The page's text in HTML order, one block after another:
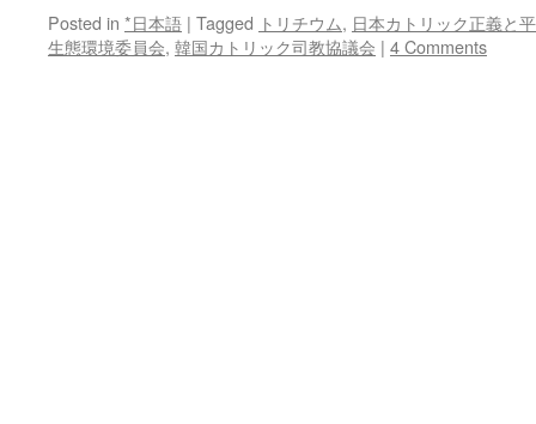
Posted in *日本語 | Tagged トリチウム, 日本カトリック正義と
生態環境委員会, 韓国カトリック司教協議会 | 4 Comments